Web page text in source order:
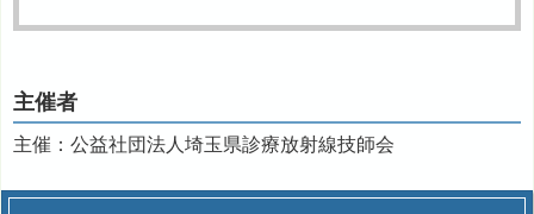
主催者
主催：公益社団法人埼玉県診療放射線技師会